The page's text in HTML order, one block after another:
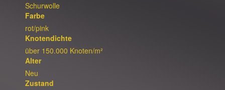
Schurwolle
Farbe
rot/pink
Knotendichte
über 150.000 Knoten/m²
Alter
Neu
Zustand